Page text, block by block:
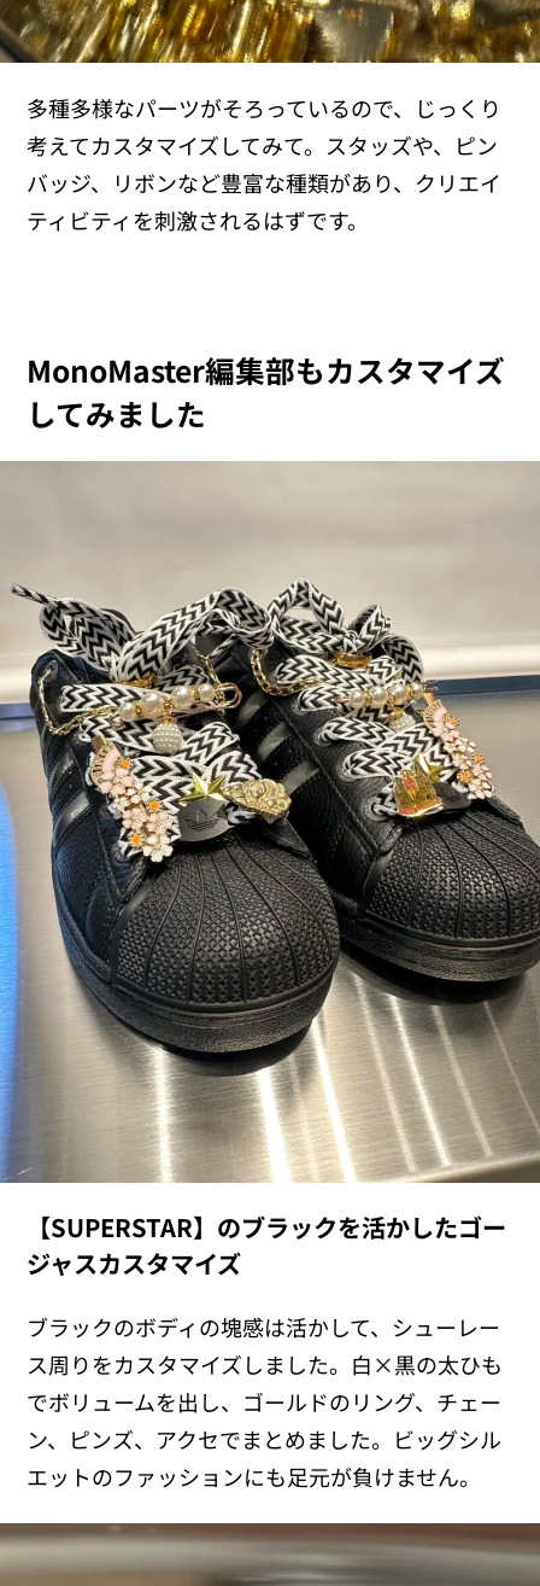
多種多様なパーツがそろっているので、じっくり
考えてカスタマイズしてみて。スタッズや、ピン
バッジ、リボンなど豊富な種類があり、クリエイ
ティビティを刺激されるはずです。
MonoMaster編集部もカスタマイズ
してみました
【SUPERSTAR】のブラックを活かしたゴー
ジャスカスタマイズ
ブラックのボディの塊感は活かして、シューレー
ス周りをカスタマイズしました。白×黒の太ひも
でボリュームを出し、ゴールドのリング、チェー
ン、ピンズ、アクセでまとめました。ビッグシル
エットのファッションにも足元が負けません。